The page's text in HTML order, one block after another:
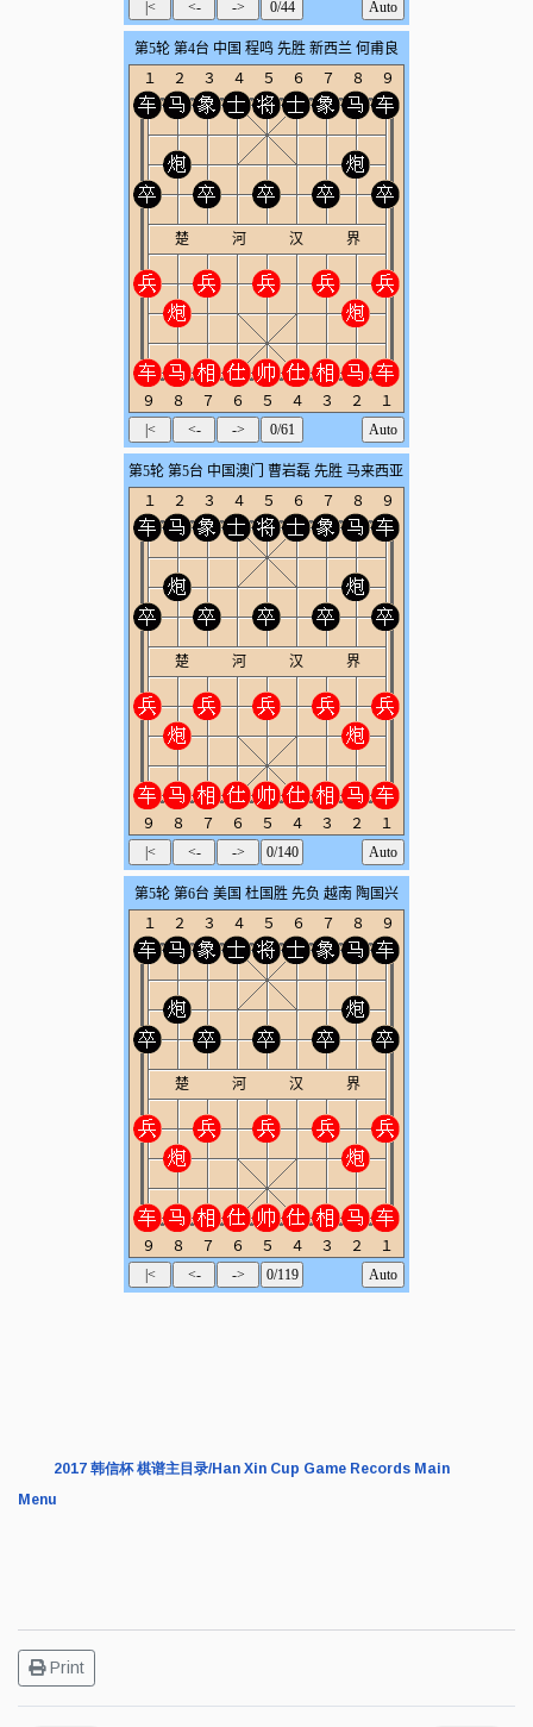
2017 韩信杯 棋谱主目录/Han Xin Cup Game Records Main
Menu
Print